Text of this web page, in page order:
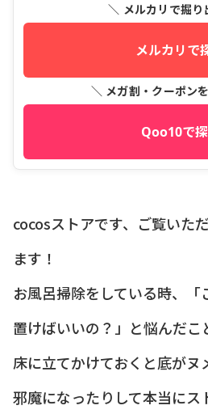
＼ メルカリで掘り
メルカリで
＼ メガ割・クーポン
Qoo10で
cocosストアです、ご覧いた
ます！
お風呂掃除をしている時、「
置けばいいの？」と悩んだこ
床に立てかけておくと底がヌ
邪魔になったりして本当にス